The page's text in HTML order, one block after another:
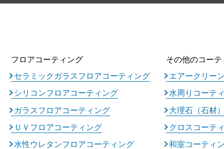
フロアコーティング
セラミックガラスフロアコーティング
シリコンフロアコーティング
ガラスフロアコーティング
ＵＶフロアコーティング
水性ウレタンフロアコーティング
その他のコー
エアークリー
水周りコーテ
大理石（石材
クロスコーテ
和室コーティ